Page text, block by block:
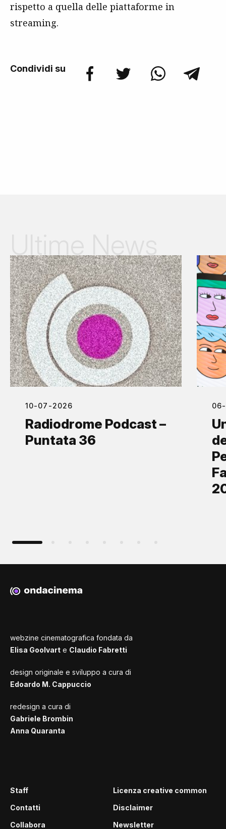
rispetto a quella delle piattaforme in
streaming.
Condividi su
10-07-2026
Radiodrome Podcast –
Puntata 36
webzine cinematografica fondata da
Elisa Goolvart e Claudio Fabretti
design originale e sviluppo a cura di
Edoardo M. Cappuccio
redesign a cura di
Gabriele Brombin
Anna Quaranta
Staff
Contatti
Collabora
Licenza creative common
Disclaimer
Newsletter